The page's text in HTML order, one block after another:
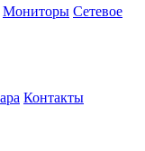
Мониторы Сетевое
Контакты